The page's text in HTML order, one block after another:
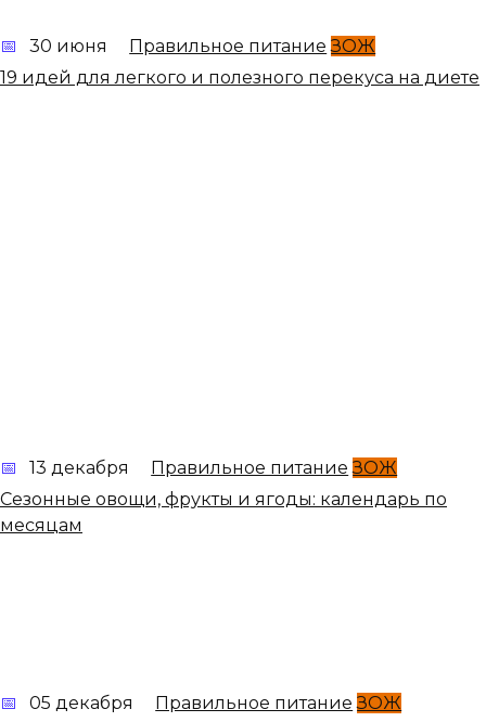
30 июня Правильное питание ЗОЖ
19 идей для легкого и полезного перекуса на диете
13 декабря Правильное питание ЗОЖ
Сезонные овощи, фрукты и ягоды: календарь по
месяцам
05 декабря Правильное питание ЗОЖ